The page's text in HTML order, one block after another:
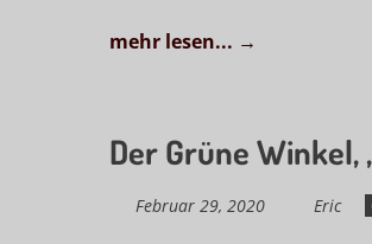
mehr lesen... →
Der Grüne
Februar 29, 2020 Eric